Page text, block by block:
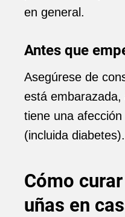
en general.
Antes que
Asegúrese de
está
tiene una
(incluida diabetes).
Cómo
uñas en